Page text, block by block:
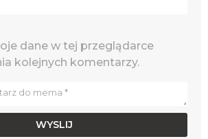
dane w tej przeglądarce
kolejnych komentarzy.